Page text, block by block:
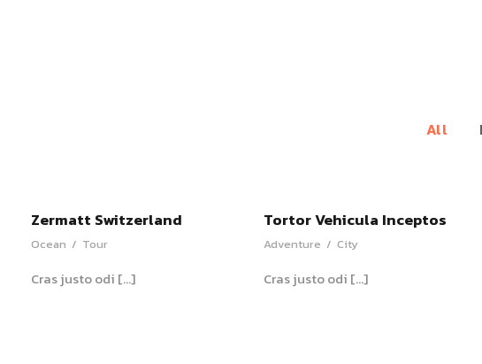
All
Zermatt Switzerland
Ocean / Tour
Cras justo odi […]
Tortor Vehicula Inceptos
Adventure / City
Cras justo odi […]